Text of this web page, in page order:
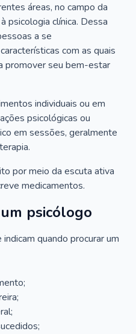
áreas, no campo da
psicologia clínica. Dessa
a se
com as quais
promover seu bem-estar
individuais ou em
psicológicas ou
em sessões, geralmente
por meio da escuta ativa
medicamentos.
psicólogo
quando procurar um